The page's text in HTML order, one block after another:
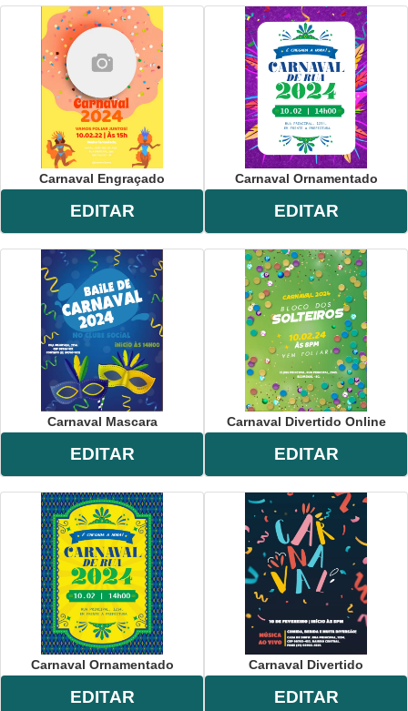
Carnaval Engraçado
EDITAR
Carnaval Ornamentado
EDITAR
Carnaval Mascara
EDITAR
Carnaval Divertido Online
EDITAR
Carnaval Ornamentado
EDITAR
Carnaval Divertido
EDITAR